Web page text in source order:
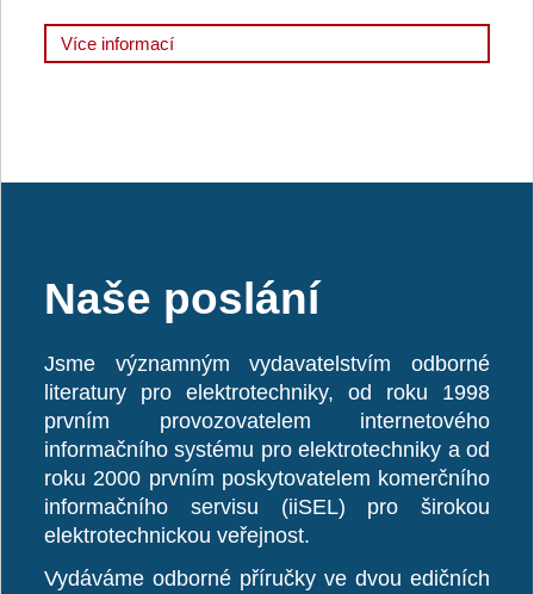
Více informací
Naše poslání
Jsme významným vydavatelstvím odborné
literatury pro elektrotechniky, od roku 1998
prvním provozovatelem internetového
informačního systému pro elektrotechniky a od
roku 2000 prvním poskytovatelem komerčního
informačního servisu (iiSEL) pro širokou
elektrotechnickou veřejnost.
Vydáváme odborné příručky ve dvou edičních